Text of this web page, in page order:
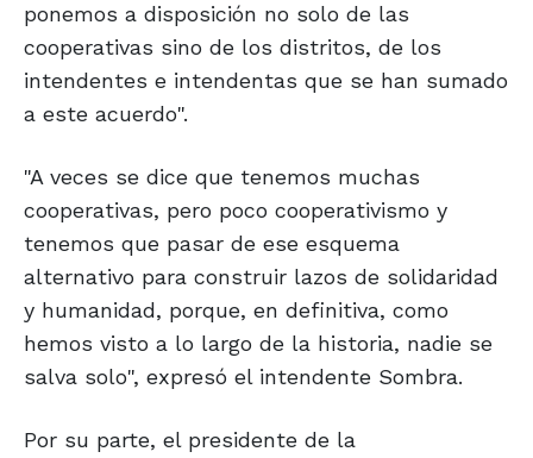
ponemos a disposición no solo de las
cooperativas sino de los distritos, de los
intendentes e intendentas que se han sumado
a este acuerdo".
"A veces se dice que tenemos muchas
cooperativas, pero poco cooperativismo y
tenemos que pasar de ese esquema
alternativo para construir lazos de solidaridad
y humanidad, porque, en definitiva, como
hemos visto a lo largo de la historia, nadie se
salva solo", expresó el intendente Sombra.
Por su parte, el presidente de la